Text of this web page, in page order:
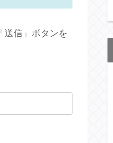
「送信」ボタンを